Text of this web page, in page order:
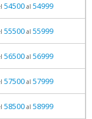
54500al 54999
55500al 55999
56500al 56999
57500al 57999
58500al 58999